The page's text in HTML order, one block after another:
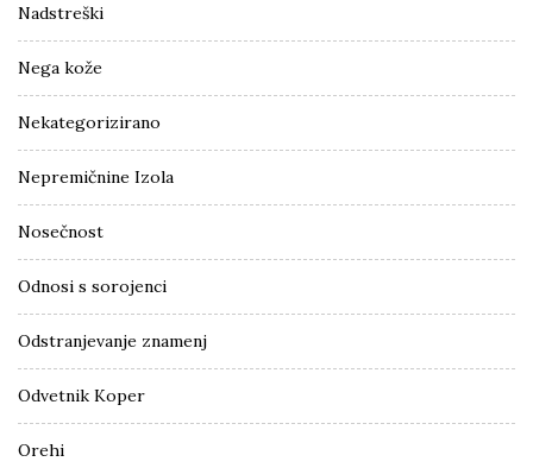
Nadstreški
Nega kože
Nekategorizirano
Nepremičnine Izola
Nosečnost
Odnosi s sorojenci
Odstranjevanje znamenj
Odvetnik Koper
Orehi